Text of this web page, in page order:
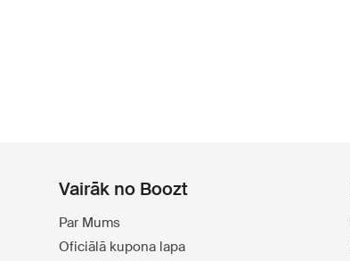
Vairāk no Boozt
Par Mums
Oficiālā kupona lapa